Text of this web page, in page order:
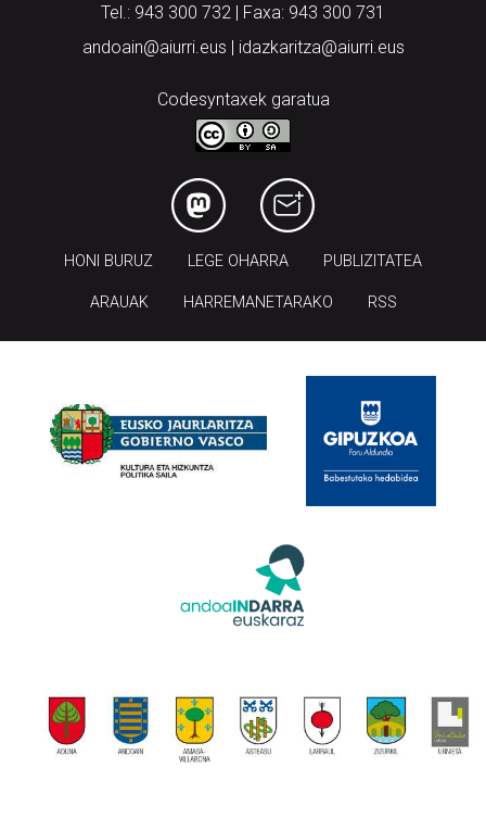
Tel.: 943 300 732 | Faxa: 943 300 731
andoain@aiurri.eus | idazkaritza@aiurri.eus
Codesyntaxek garatua
HONI BURUZ LEGE OHARRA PUBLIZITATEA
ARAUAK HARREMANETARAKO RSS